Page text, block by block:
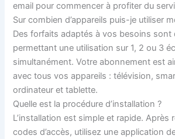
email pour commencer à profiter du
Sur combien d’appareils puis-je utiliser
Des forfaits adaptés à vos besoins sont
permettant une utilisation sur 1, 2 ou 3
simultanément. Votre abonnement est
avec tous vos appareils : télévision,
ordinateur et tablette.
Quelle est la procédure d’installation ?
L’installation est simple et rapide. Après
codes d’accès, utilisez une application